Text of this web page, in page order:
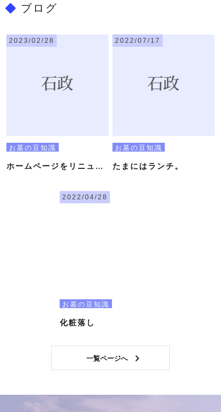
ブログ
一覧ページへ
お墓の豆知識
ホームページをリニューアルしました
2023/02/28
お墓の豆知識
たまにはランチ。
2022/07/17
お墓の豆知識
化粧落し
2022/04/28